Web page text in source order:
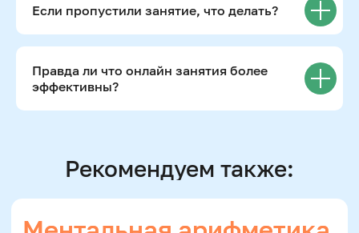
Если пропустили занятие, что делать?
Правда ли что онлайн занятия более
эффективны?